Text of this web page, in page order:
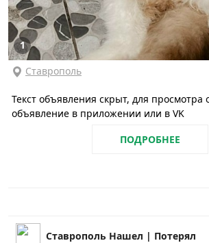
1
Ставрополь
Текст объявления скрыт, для просмотра
объявление в приложении или в VK
ПОДРОБНЕЕ
Ставрополь Нашел | Потерял